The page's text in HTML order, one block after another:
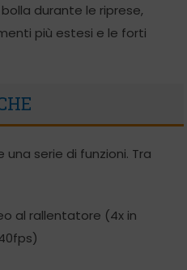
durante le riprese,
più estesi e le forti
una serie di funzioni. Tra
al rallentatore (4x in